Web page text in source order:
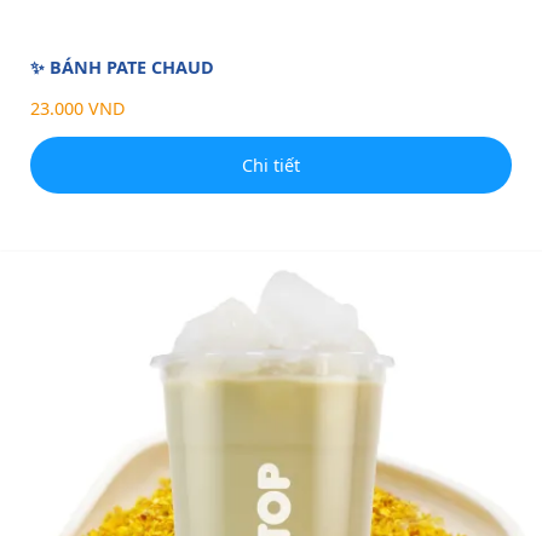
✨ BÁNH PATE CHAUD
23.000 VND
Chi tiết